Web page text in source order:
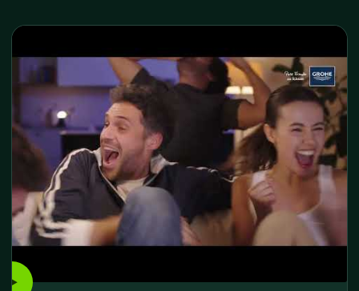
▶